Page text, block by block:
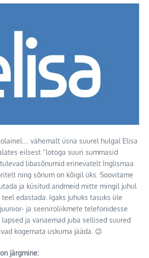
vähemalt üsna suurel hulgal Elisa
eilsest “lotoga suuri summasid
libasõnumid erinevatelt Inglismaa
ning sõnum on kõigil üks. Soovitame
ja küsitud andmeid mitte mingil juhul
edastada. Igaks juhuks tasuks üle
ja seeniroliikmete telefonidesse
ja vanaemad juba sellised suured
kogemata uskuma jääda. 😉
järgmine: